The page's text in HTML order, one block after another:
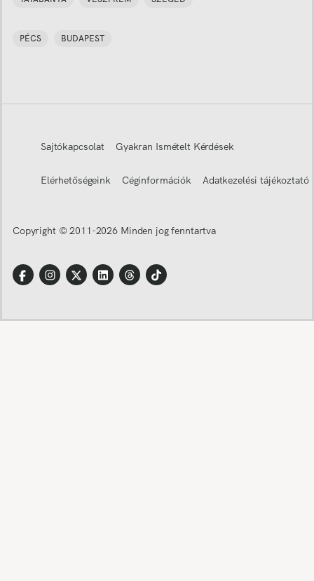
PÉCS BUDAPEST
Sajtókapcsolat Gyakran Ismételt Kérdések
Elérhetőségeink Céginformációk Adatkezelési tájékoztató
Copyright © 2011-2026 Minden jog fenntartva